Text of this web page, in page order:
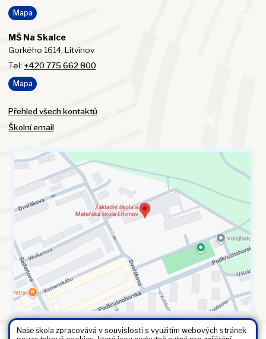
Mapa
MŠ Na Skalce
Gorkého 1614, Litvínov
Tel: +420 775 662 800
Mapa
Přehled všech kontaktů
Školní email
Naše škola zpracovává v souvislosti s využitím webových stránek